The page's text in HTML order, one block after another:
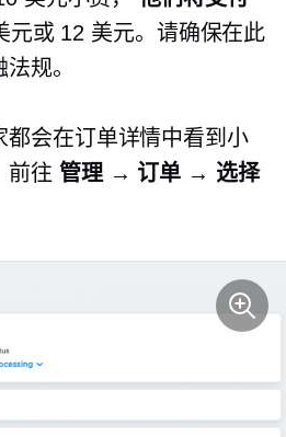
元或 12 美元。请确保在此
规。
都会在订单详情中看到小
前往 管理 → 订单 → 选择